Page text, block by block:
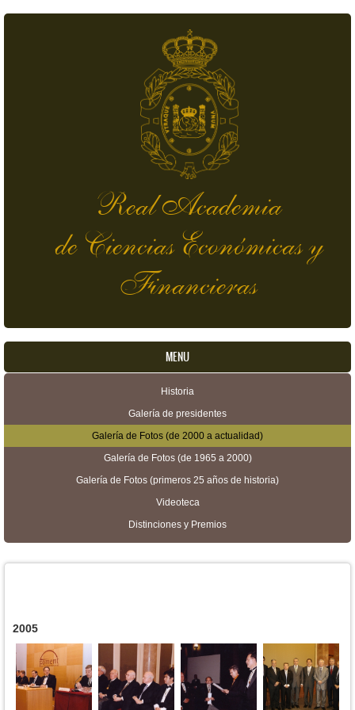
Real Academia
de Ciencias Económicas y
Financieras
MENU
Historia
Galería de presidentes
Galería de Fotos (de 2000 a actualidad)
Galería de Fotos (de 1965 a 2000)
Galería de Fotos (primeros 25 años de historia)
Videoteca
Distinciones y Premios
2005